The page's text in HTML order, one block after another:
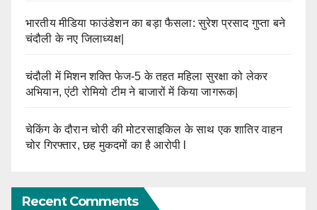
भारतीय मीडिया फाउंडेशन का बड़ा फैसला: सुरेश प्रसाद गुप्ता बने
चंदौली के नए जिलाध्यक्ष|
चंदौली में मिशन शक्ति फेज-5 के तहत महिला सुरक्षा को लेकर
अभियान, एंटी रोमियो टीम ने बाजारों में किया जागरूक|
चेकिंग के दौरान चोरी की मोटरसाइकिल के साथ एक शातिर वाहन
चोर गिरफ्तार, छह मुकदमों का है आरोपी l
Recent Comments